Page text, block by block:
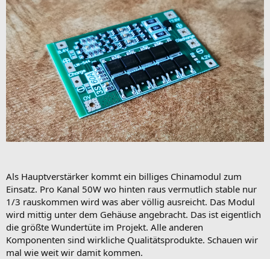
Als Hauptverstärker kommt ein billiges Chinamodul zum
Einsatz. Pro Kanal 50W wo hinten raus vermutlich stable nur
1/3 rauskommen wird was aber völlig ausreicht. Das Modul
wird mittig unter dem Gehäuse angebracht. Das ist eigentlich
die größte Wundertüte im Projekt. Alle anderen
Komponenten sind wirkliche Qualitätsprodukte. Schauen wir
mal wie weit wir damit kommen.